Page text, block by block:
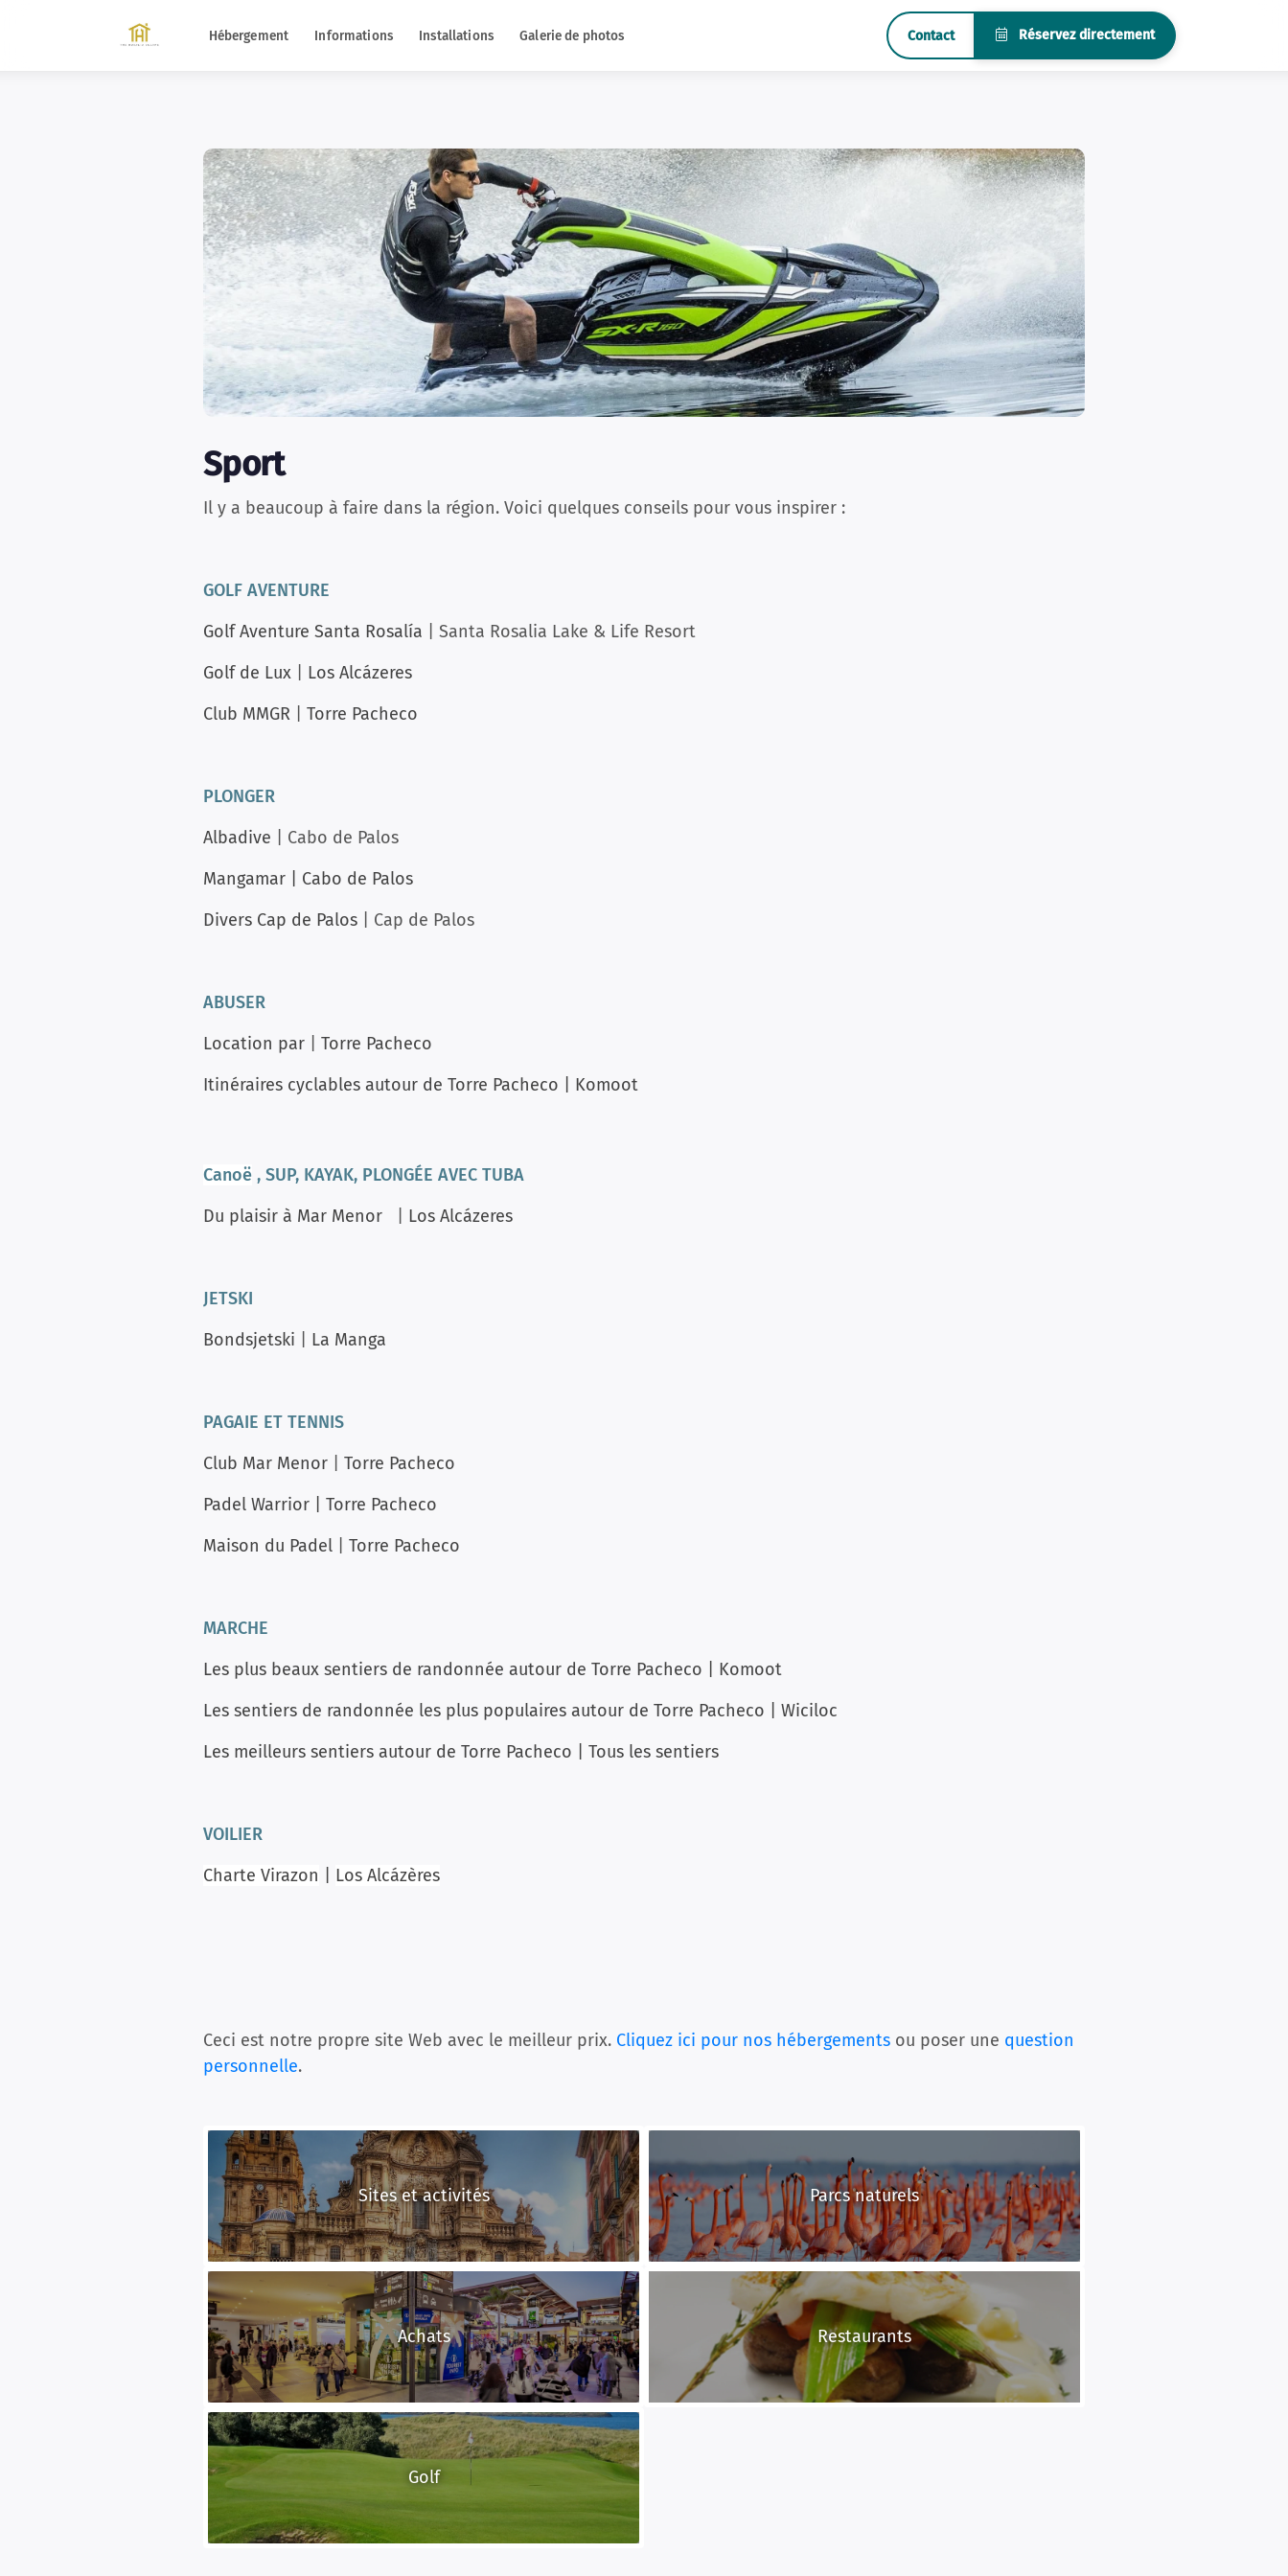
Hébergement Informations Installations Galerie de photos Contact Réservez directement
Sport
Il y a beaucoup à faire dans la région. Voici quelques conseils pour vous inspirer :
GOLF AVENTURE
Golf Aventure Santa Rosalía | Santa Rosalia Lake & Life Resort
Golf de Lux
Los Alcázeres
Club MMGR
Torre Pacheco
PLONGER
Albadive | Cabo de Palos
Mangamar
Cabo de Palos
Divers Cap de Palos | Cap de Palos
ABUSER
Location par
Torre Pacheco
Itinéraires cyclables autour de Torre Pacheco | Komoot
Canoë , SUP, KAYAK, PLONGÉE AVEC TUBA
Du plaisir à Mar Menor
Los Alcázeres
JETSKI
Bondsjetski
La Manga
PAGAIE ET TENNIS
Club Mar Menor
Torre Pacheco
Padel Warrior
Torre Pacheco
Maison du Padel
Torre Pacheco
MARCHE
Les plus beaux sentiers de randonnée autour de Torre Pacheco | Komoot
Les sentiers de randonnée les plus populaires autour de Torre Pacheco | Wiciloc
Les meilleurs sentiers autour de Torre Pacheco | Tous les sentiers
VOILIER
Charte Virazon
Los Alcázères
Ceci est notre propre site Web avec le meilleur prix. Cliquez ici pour nos hébergements ou poser une question
personnelle.
Golf
Sites et activités
Restaurants
Parcs naturels
Achats